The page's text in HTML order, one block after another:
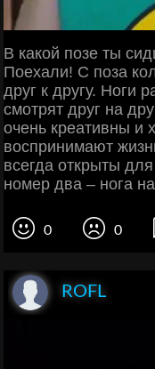
В какой позе ты
Поехали! С поза
друг к другу. Ноги
смотрят друг на
очень креативны и
воспринимают
всегда открыты
номер два – нога
0 0
ROFL